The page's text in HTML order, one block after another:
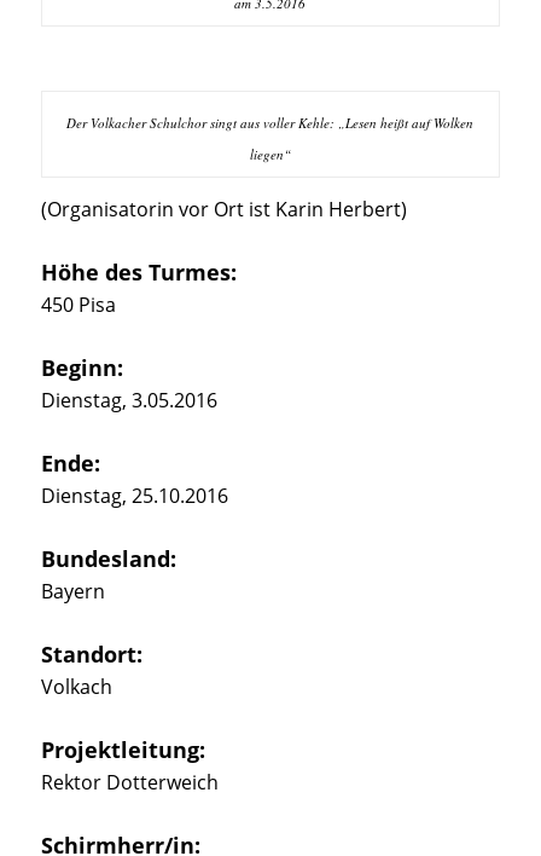
Der Volkacher Schulchor singt aus voller Kehle: „Lesen heißt auf Wolken
liegen“
(Organisatorin vor Ort ist Karin Herbert)
Höhe des Turmes:
450 Pisa
Beginn:
Dienstag, 3.05.2016
Ende:
Dienstag, 25.10.2016
Bundesland:
Bayern
Standort:
Volkach
Projektleitung:
Rektor Dotterweich
Schirmherr/in: